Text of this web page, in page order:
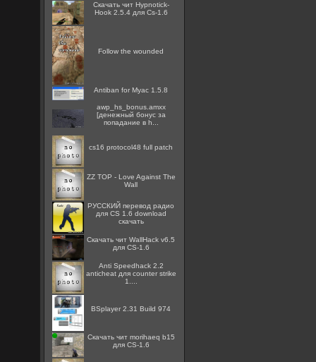
Скачать чит Hypnotick-
Hook 2.5.4 для Cs-1.6
Follow the wounded
Antiban for Myac 1.5.8
awp_hs_bonus.amxx
[денежный бонус за
попадание в h...
cs16 protocol48 full patch
ZZ TOP - Love Against The
Wall
РУССКИЙ перевод радио
для CS 1.6 download
скачать
Скачать чит WallHack v6.5
для CS-1.6
Anti Speedhack 2.2
anticheat для counter strike
1....
BSplayer 2.31 Build 974
Скачать чит morihaeq b15
для CS-1.6